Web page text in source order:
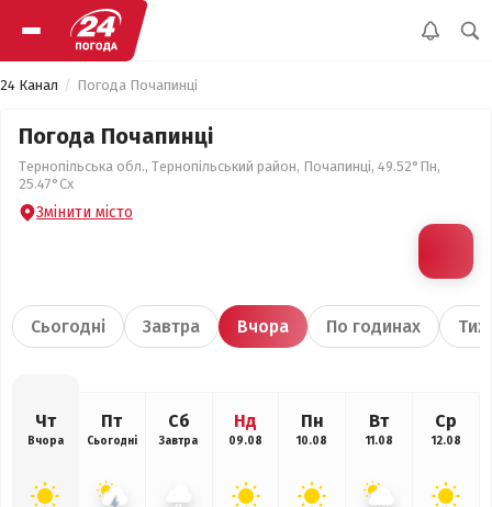
24 Канал Погода Почапинці
Погода Почапинці
Тернопільська обл., Тернопільський район, Почапинці, 49.52°Пн,
25.47°Сх
Змінити місто
Сьогодні Завтра Вчора По годинах
Чт
Вчора
Пт
Сьогодні
Сб
Завтра
Нд
09.08
Пн
10.08
Вт
11.08
Ср
12.08